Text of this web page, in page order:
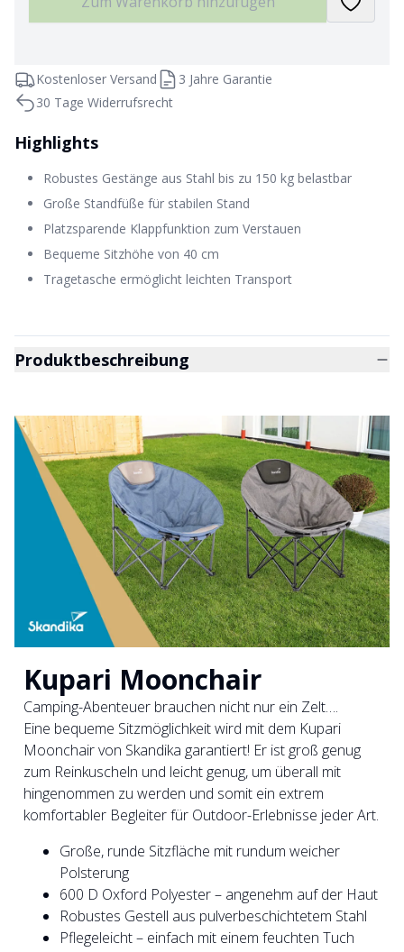
Kostenloser Versand
3 Jahre Garantie
30 Tage Widerrufsrecht
Highlights
Robustes Gestänge aus Stahl bis zu 150 kg belastbar
Große Standfüße für stabilen Stand
Platzsparende Klappfunktion zum Verstauen
Bequeme Sitzhöhe von 40 cm
Tragetasche ermöglicht leichten Transport
Produktbeschreibung
Kupari Moonchair
Camping-Abenteuer brauchen nicht nur ein Zelt….
Eine bequeme Sitzmöglichkeit wird mit dem Kupari
Moonchair von Skandika garantiert! Er ist groß genug
zum Reinkuscheln und leicht genug, um überall mit
hingenommen zu werden und somit ein extrem
komfortabler Begleiter für Outdoor-Erlebnisse jeder Art.
Große, runde Sitzfläche mit rundum weicher
Polsterung
600 D Oxford Polyester – angenehm auf der Haut
Robustes Gestell aus pulverbeschichtetem Stahl
Pflegeleicht – einfach mit einem feuchten Tuch